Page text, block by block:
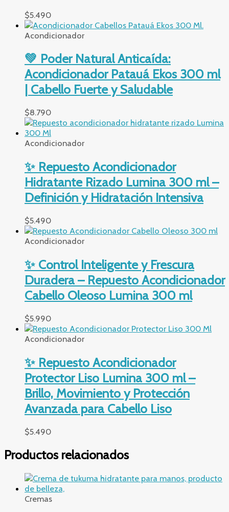
$5.490
Acondicionador
💚 Poder Natural Anticaída:
Acondicionador Patauá Ekos 300 ml
| Cabello Fuerte y Saludable
$8.790
Acondicionador
✨ Repuesto Acondicionador
Hidratante Rizado Lumina 300 ml –
Definición y Hidratación Intensiva
$5.490
Acondicionador
✨ Control Inteligente y Frescura
Duradera – Repuesto Acondicionador
Cabello Oleoso Lumina 300 ml
$5.990
Acondicionador
✨ Repuesto Acondicionador
Protector Liso Lumina 300 ml –
Brillo, Movimiento y Protección
Avanzada para Cabello Liso
$5.490
Productos relacionados
Cremas